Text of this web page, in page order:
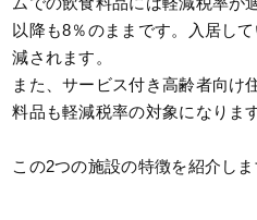
以降も8％のままです。入居し
減されます。
また、サービス付き高齢者向け
料品も軽減税率の対象になります
この2つの施設の特徴を紹介しま